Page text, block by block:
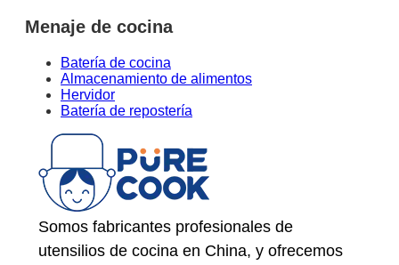
Menaje de cocina
Batería de cocina
Almacenamiento de alimentos
Hervidor
Batería de repostería
Somos fabricantes profesionales de
utensilios de cocina en China, y ofrecemos